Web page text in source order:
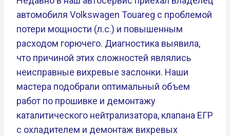
автомобиля Volkswagen Touareg с проблемой
потери мощности (л.с.) и повышенным
расходом горючего. Диагностика выявила,
что причиной этих сложностей являлись
неисправные вихревые заслонки. Наши
мастера подобрали оптимальный объем
работ по прошивке и демонтажу
каталитического нейтрализатора, клапана ЕГР
с охладителем и демонтаж вихревых